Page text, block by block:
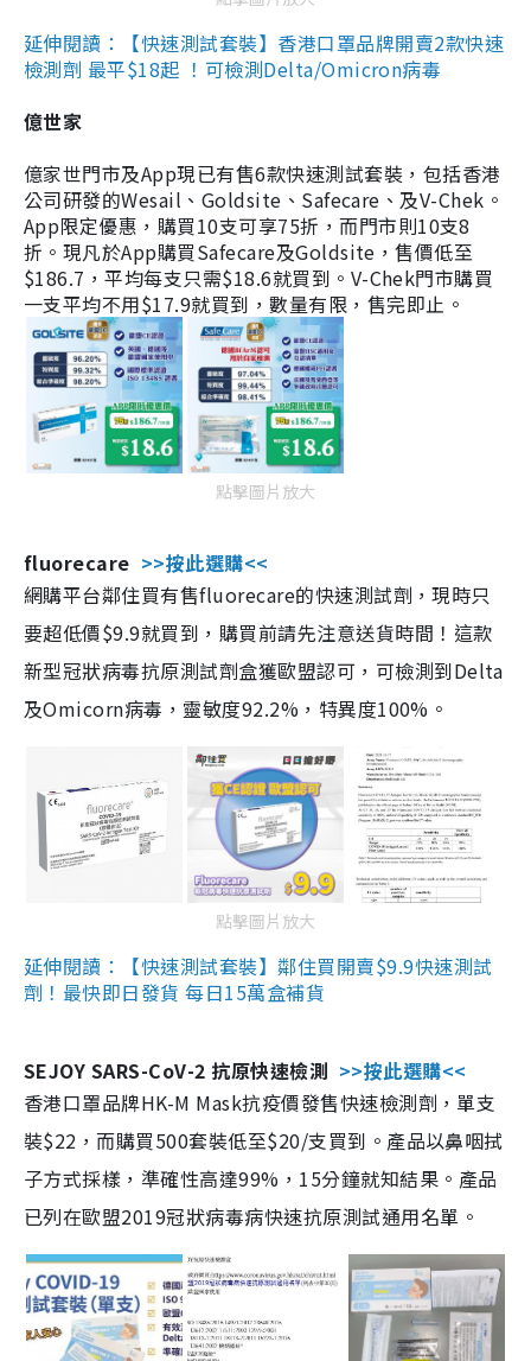
延伸閱讀：【快速測試套裝】香港口罩品牌開賣2款快速
檢測劑 最平$18起 ！可檢測Delta/Omicron病毒
億世家
億家世門市及App現已有售6款快速測試套裝，包括香港
公司研發的Wesail、Goldsite、Safecare、及V-Chek。
App限定優惠，購買10支可享75折，而門市則10支8
折。現凡於App購買Safecare及Goldsite，售價低至
$186.7，平均每支只需$18.6就買到。V-Chek門市購買
一支平均不用$17.9就買到，數量有限，售完即止。
點擊圖片放大
fluorecare >>按此選購<<
網購平台鄰住買有售fluorecare的快速測試劑，現時只
要超低價$9.9就買到，購買前請先注意送貨時間！這款
新型冠狀病毒抗原測試劑盒獲歐盟認可，可檢測到Delta
及Omicorn病毒，靈敏度92.2%，特異度100%。
點擊圖片放大
延伸閱讀：【快速測試套裝】鄰住買開賣$9.9快速測試
劑！最快即日發貨 每日15萬盒補貨
SEJOY SARS-CoV-2 抗原快速檢測 >>按此選購<<
香港口罩品牌HK-M Mask抗疫價發售快速檢測劑，單支
裝$22，而購買500套裝低至$20/支買到。產品以鼻咽拭
子方式採樣，準確性高達99%，15分鐘就知結果。產品
已列在歐盟2019冠狀病毒病快速抗原測試通用名單。